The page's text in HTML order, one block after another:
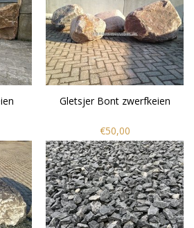
Gletsjer Bont zwerfkeien
€50,00